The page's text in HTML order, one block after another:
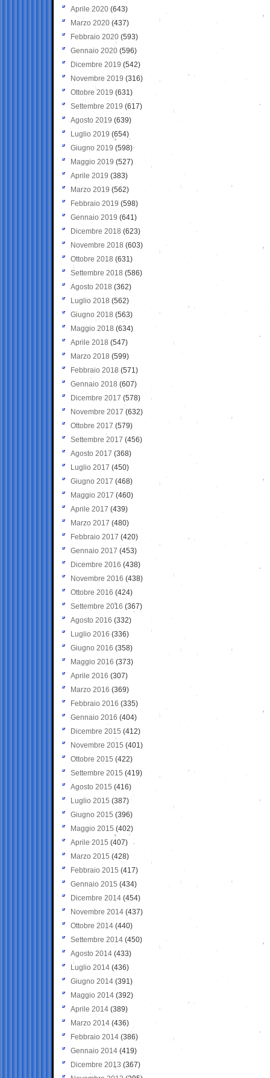
Aprile 2020 (643)
Marzo 2020 (437)
Febbraio 2020 (593)
Gennaio 2020 (596)
Dicembre 2019 (542)
Novembre 2019 (316)
Ottobre 2019 (631)
Settembre 2019 (617)
Agosto 2019 (639)
Luglio 2019 (654)
Giugno 2019 (598)
Maggio 2019 (527)
Aprile 2019 (383)
Marzo 2019 (562)
Febbraio 2019 (598)
Gennaio 2019 (641)
Dicembre 2018 (623)
Novembre 2018 (603)
Ottobre 2018 (631)
Settembre 2018 (586)
Agosto 2018 (362)
Luglio 2018 (562)
Giugno 2018 (563)
Maggio 2018 (634)
Aprile 2018 (547)
Marzo 2018 (599)
Febbraio 2018 (571)
Gennaio 2018 (607)
Dicembre 2017 (578)
Novembre 2017 (632)
Ottobre 2017 (579)
Settembre 2017 (456)
Agosto 2017 (368)
Luglio 2017 (450)
Giugno 2017 (468)
Maggio 2017 (460)
Aprile 2017 (439)
Marzo 2017 (480)
Febbraio 2017 (420)
Gennaio 2017 (453)
Dicembre 2016 (438)
Novembre 2016 (438)
Ottobre 2016 (424)
Settembre 2016 (367)
Agosto 2016 (332)
Luglio 2016 (336)
Giugno 2016 (358)
Maggio 2016 (373)
Aprile 2016 (307)
Marzo 2016 (369)
Febbraio 2016 (335)
Gennaio 2016 (404)
Dicembre 2015 (412)
Novembre 2015 (401)
Ottobre 2015 (422)
Settembre 2015 (419)
Agosto 2015 (416)
Luglio 2015 (387)
Giugno 2015 (396)
Maggio 2015 (402)
Aprile 2015 (407)
Marzo 2015 (428)
Febbraio 2015 (417)
Gennaio 2015 (434)
Dicembre 2014 (454)
Novembre 2014 (437)
Ottobre 2014 (440)
Settembre 2014 (450)
Agosto 2014 (433)
Luglio 2014 (436)
Giugno 2014 (391)
Maggio 2014 (392)
Aprile 2014 (389)
Marzo 2014 (436)
Febbraio 2014 (386)
Gennaio 2014 (419)
Dicembre 2013 (367)